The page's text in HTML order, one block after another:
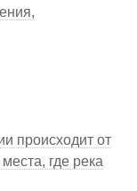
происходит от
где река